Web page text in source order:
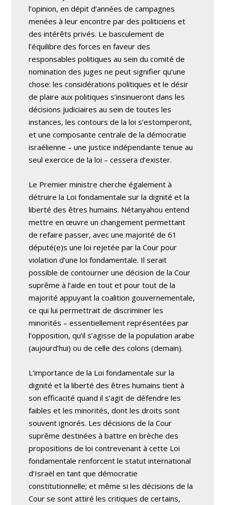
l’opinion, en dépit d’années de campagnes
menées à leur encontre par des politiciens et
des intérêts privés. Le basculement de
l’équilibre des forces en faveur des
responsables politiques au sein du comité de
nomination des juges ne peut signifier qu’une
chose: les considérations politiques et le désir
de plaire aux politiques s’insinueront dans les
décisions judiciaires au sein de toutes les
instances, les contours de la loi s’estomperont,
et une composante centrale de la démocratie
israélienne – une justice indépendante tenue au
seul exercice de la loi – cessera d’exister.
Le Premier ministre cherche également à
détruire la Loi fondamentale sur la dignité et la
liberté des êtres humains. Nétanyahou entend
mettre en œuvre un changement permettant
de refaire passer, avec une majorité de 61
député(e)s une loi rejetée par la Cour pour
violation d’une loi fondamentale. Il serait
possible de contourner une décision de la Cour
suprême à l’aide en tout et pour tout de la
majorité appuyant la coalition gouvernementale,
ce qui lui permettrait de discriminer les
minorités – essentiellement représentées par
l’opposition, qu’il s’agisse de la population arabe
(aujourd’hui) ou de celle des colons (demain).
L’importance de la Loi fondamentale sur la
dignité et la liberté des êtres humains tient à
son efficacité quand il s’agit de défendre les
faibles et les minorités, dont les droits sont
souvent ignorés. Les décisions de la Cour
suprême destinées à battre en brèche des
propositions de loi contrevenant à cette Loi
fondamentale renforcent le statut international
d’Israël en tant que démocratie
constitutionnelle; et même si les décisions de la
Cour se sont attiré les critiques de certains,